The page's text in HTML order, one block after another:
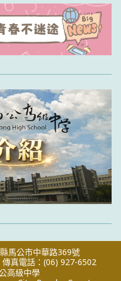
馬公市中華路369號
傳真電話：(06) 927-6502
高級中學